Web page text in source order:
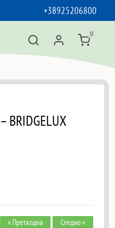
+38925206800
0
BRIDGELUX
« Претходна Следно »